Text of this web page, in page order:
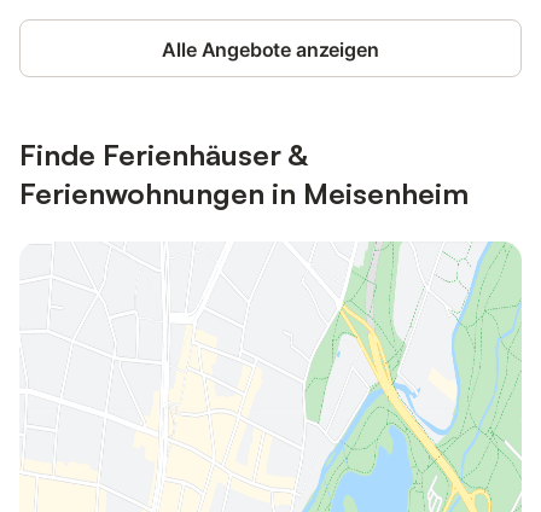
Alle Angebote anzeigen
Finde Ferienhäuser &
Ferienwohnungen in Meisenheim